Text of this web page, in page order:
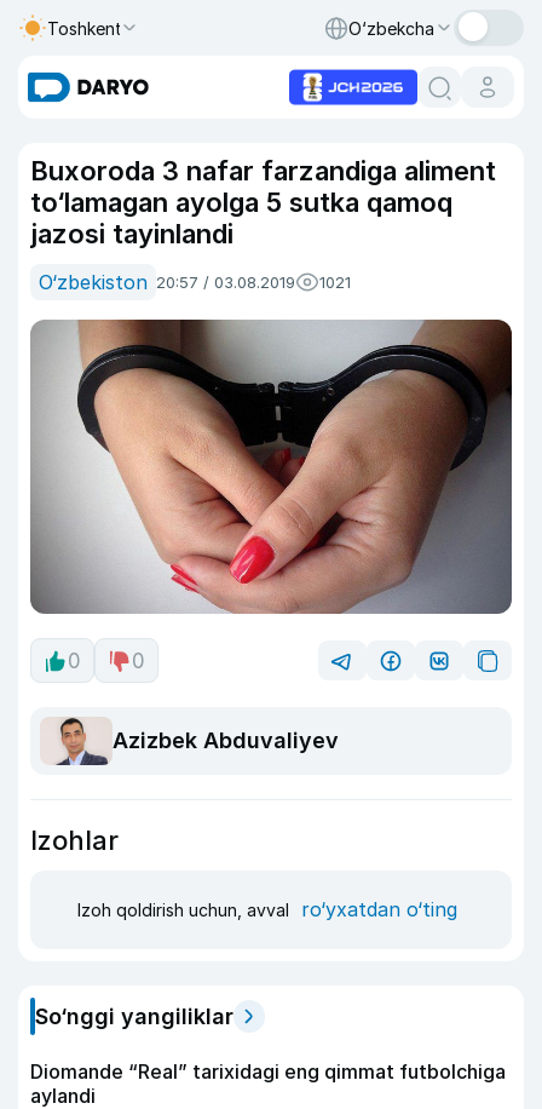
Toshkent O‘zbekcha
Buxoroda 3 nafar farzandiga aliment
to‘lamagan ayolga 5 sutka qamoq
jazosi tayinlandi
O‘zbekiston 20:57 / 03.08.2019 1021
0 0
Azizbek Abduvaliyev
Izohlar
Izoh qoldirish uchun, avval ro‘yxatdan o‘ting
So‘nggi yangiliklar
Diomande “Real” tarixidagi eng qimmat futbolchiga
aylandi